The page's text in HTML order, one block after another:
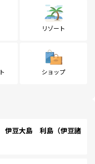
リゾート
ショップ
豆大島 利島（伊豆諸